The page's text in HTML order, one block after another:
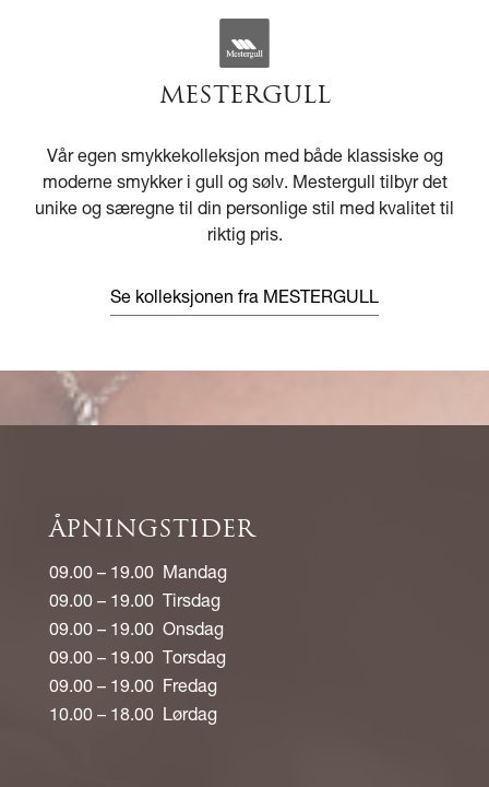
MESTERGULL
Vår egen smykkekolleksjon med både klassiske og
moderne smykker i gull og sølv. Mestergull tilbyr det
unike og særegne til din personlige stil med kvalitet til
riktig pris.
Se kolleksjonen fra MESTERGULL
ÅPNINGSTIDER
09.00 – 19.00 Mandag
09.00 – 19.00 Tirsdag
09.00 – 19.00 Onsdag
09.00 – 19.00 Torsdag
09.00 – 19.00 Fredag
10.00 – 18.00 Lørdag